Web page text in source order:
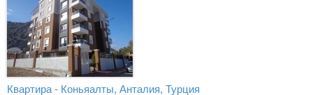
Квартира - Коньяалты, Анталия, Турция